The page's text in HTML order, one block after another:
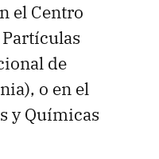
el Centro
de
o en el
y Químicas